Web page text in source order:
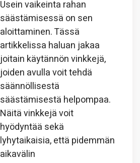
Usein vaikeinta rahan
säästämisessä on sen
aloittaminen. Tässä
artikkelissa haluan jakaa
joitain käytännön vinkkejä,
joiden avulla voit tehdä
säännöllisestä
säästämisestä helpompaa.
Näitä vinkkejä voit
hyödyntää sekä
lyhytaikaisia, että pidemmän
aikavälin